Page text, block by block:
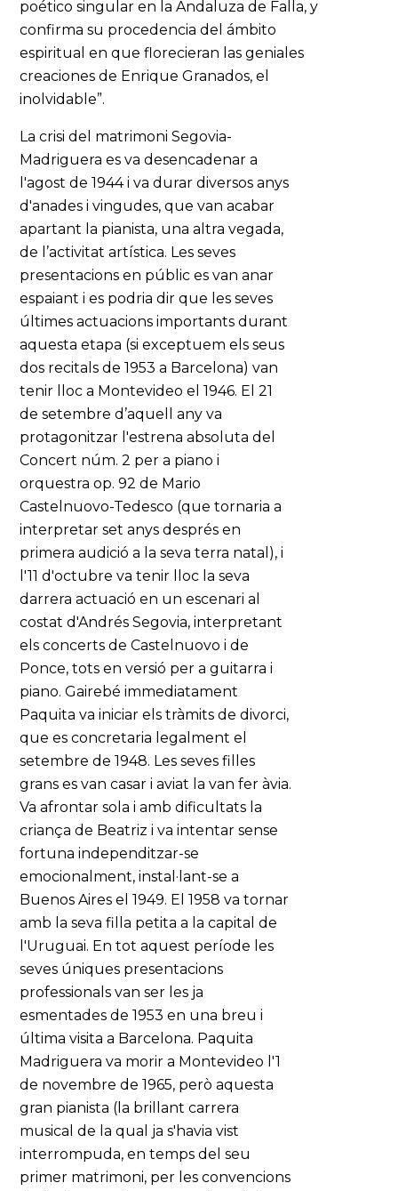
poético singular en la Andaluza de Falla, y
confirma su procedencia del ámbito
espiritual en que florecieran las geniales
creaciones de Enrique Granados, el
inolvidable”.
La crisi del matrimoni Segovia-
Madriguera es va desencadenar a
l'agost de 1944 i va durar diversos anys
d'anades i vingudes, que van acabar
apartant la pianista, una altra vegada,
de l’activitat artística. Les seves
presentacions en públic es van anar
espaiant i es podria dir que les seves
últimes actuacions importants durant
aquesta etapa (si exceptuem els seus
dos recitals de 1953 a Barcelona) van
tenir lloc a Montevideo el 1946. El 21
de setembre d’aquell any va
protagonitzar l'estrena absoluta del
Concert núm. 2 per a piano i
orquestra op. 92 de Mario
Castelnuovo-Tedesco (que tornaria a
interpretar set anys després en
primera audició a la seva terra natal), i
l'11 d'octubre va tenir lloc la seva
darrera actuació en un escenari al
costat d'Andrés Segovia, interpretant
els concerts de Castelnuovo i de
Ponce, tots en versió per a guitarra i
piano. Gairebé immediatament
Paquita va iniciar els tràmits de divorci,
que es concretaria legalment el
setembre de 1948. Les seves filles
grans es van casar i aviat la van fer àvia.
Va afrontar sola i amb dificultats la
criança de Beatriz i va intentar sense
fortuna independitzar-se
emocionalment, instal·lant-se a
Buenos Aires el 1949. El 1958 va tornar
amb la seva filla petita a la capital de
l'Uruguai. En tot aquest període les
seves úniques presentacions
professionals van ser les ja
esmentades de 1953 en una breu i
última visita a Barcelona. Paquita
Madriguera va morir a Montevideo l'1
de novembre de 1965, però aquesta
gran pianista (la brillant carrera
musical de la qual ja s'havia vist
interrompuda, en temps del seu
primer matrimoni, per les convencions